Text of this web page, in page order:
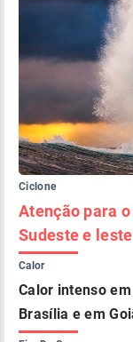
Ciclone
Atenção para
Sudeste e
Calor
Calor intenso
Brasília e em